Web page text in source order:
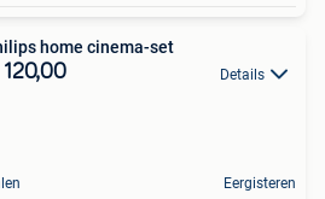
home cinema-set
Details
Eergisteren